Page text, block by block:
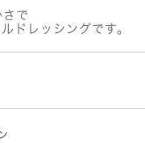
で
ドレッシングです。